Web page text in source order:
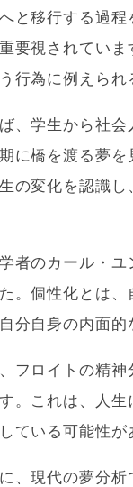
と移行する過
要視されてい
行為に例えられ
、学生から社
に橋を渡る夢
の変化を認識
者のカール・
。個性化とは
分自身の内面的
フロイトの精
。これは、人
ている可能性が
、現代の夢分